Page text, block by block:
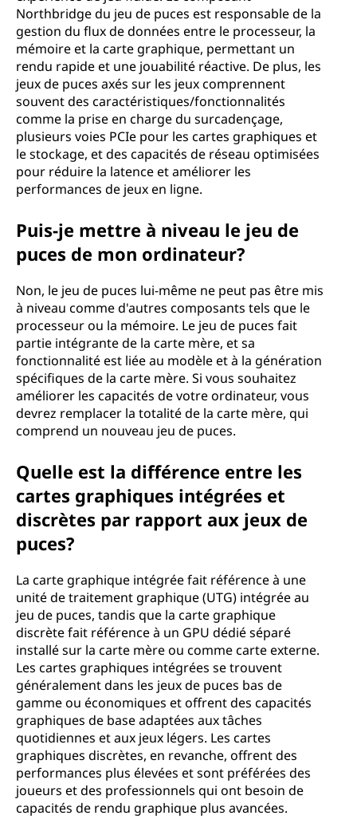
Northbridge du jeu de puces est responsable de la
gestion du flux de données entre le processeur, la
mémoire et la carte graphique, permettant un
rendu rapide et une jouabilité réactive. De plus, les
jeux de puces axés sur les jeux comprennent
souvent des caractéristiques/fonctionnalités
comme la prise en charge du surcadençage,
plusieurs voies PCIe pour les cartes graphiques et
le stockage, et des capacités de réseau optimisées
pour réduire la latence et améliorer les
performances de jeux en ligne.
Puis-je mettre à niveau le jeu de
puces de mon ordinateur?
Non, le jeu de puces lui-même ne peut pas être mis
à niveau comme d'autres composants tels que le
processeur ou la mémoire. Le jeu de puces fait
partie intégrante de la carte mère, et sa
fonctionnalité est liée au modèle et à la génération
spécifiques de la carte mère. Si vous souhaitez
améliorer les capacités de votre ordinateur, vous
devrez remplacer la totalité de la carte mère, qui
comprend un nouveau jeu de puces.
Quelle est la différence entre les
cartes graphiques intégrées et
discrètes par rapport aux jeux de
puces?
La carte graphique intégrée fait référence à une
unité de traitement graphique (UTG) intégrée au
jeu de puces, tandis que la carte graphique
discrète fait référence à un GPU dédié séparé
installé sur la carte mère ou comme carte externe.
Les cartes graphiques intégrées se trouvent
généralement dans les jeux de puces bas de
gamme ou économiques et offrent des capacités
graphiques de base adaptées aux tâches
quotidiennes et aux jeux légers. Les cartes
graphiques discrètes, en revanche, offrent des
performances plus élevées et sont préférées des
joueurs et des professionnels qui ont besoin de
capacités de rendu graphique plus avancées.